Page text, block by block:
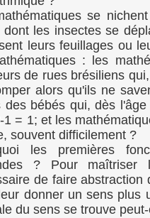
se
dont les insectes se
leurs feuillages ou
: les
de rues brésiliens
alors qu'ils ne
des bébés qui, dès
1 = 1; et les
souvent difficilement ?
les premières
? Pour maîtriser
de faire
donner un sens plus
du sens se trouve